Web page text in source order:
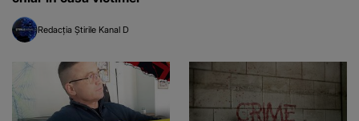
Redacția Știrile Kanal D